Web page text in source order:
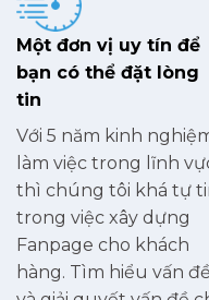
Một đơn vị uy tín để
bạn có thể đặt lòng
tin
Với 5 năm kinh
làm việc trong lĩnh
thì chúng tôi khá tự
trong việc xây dựng
Fanpage cho khách
hàng. Tìm hiểu vấn đề